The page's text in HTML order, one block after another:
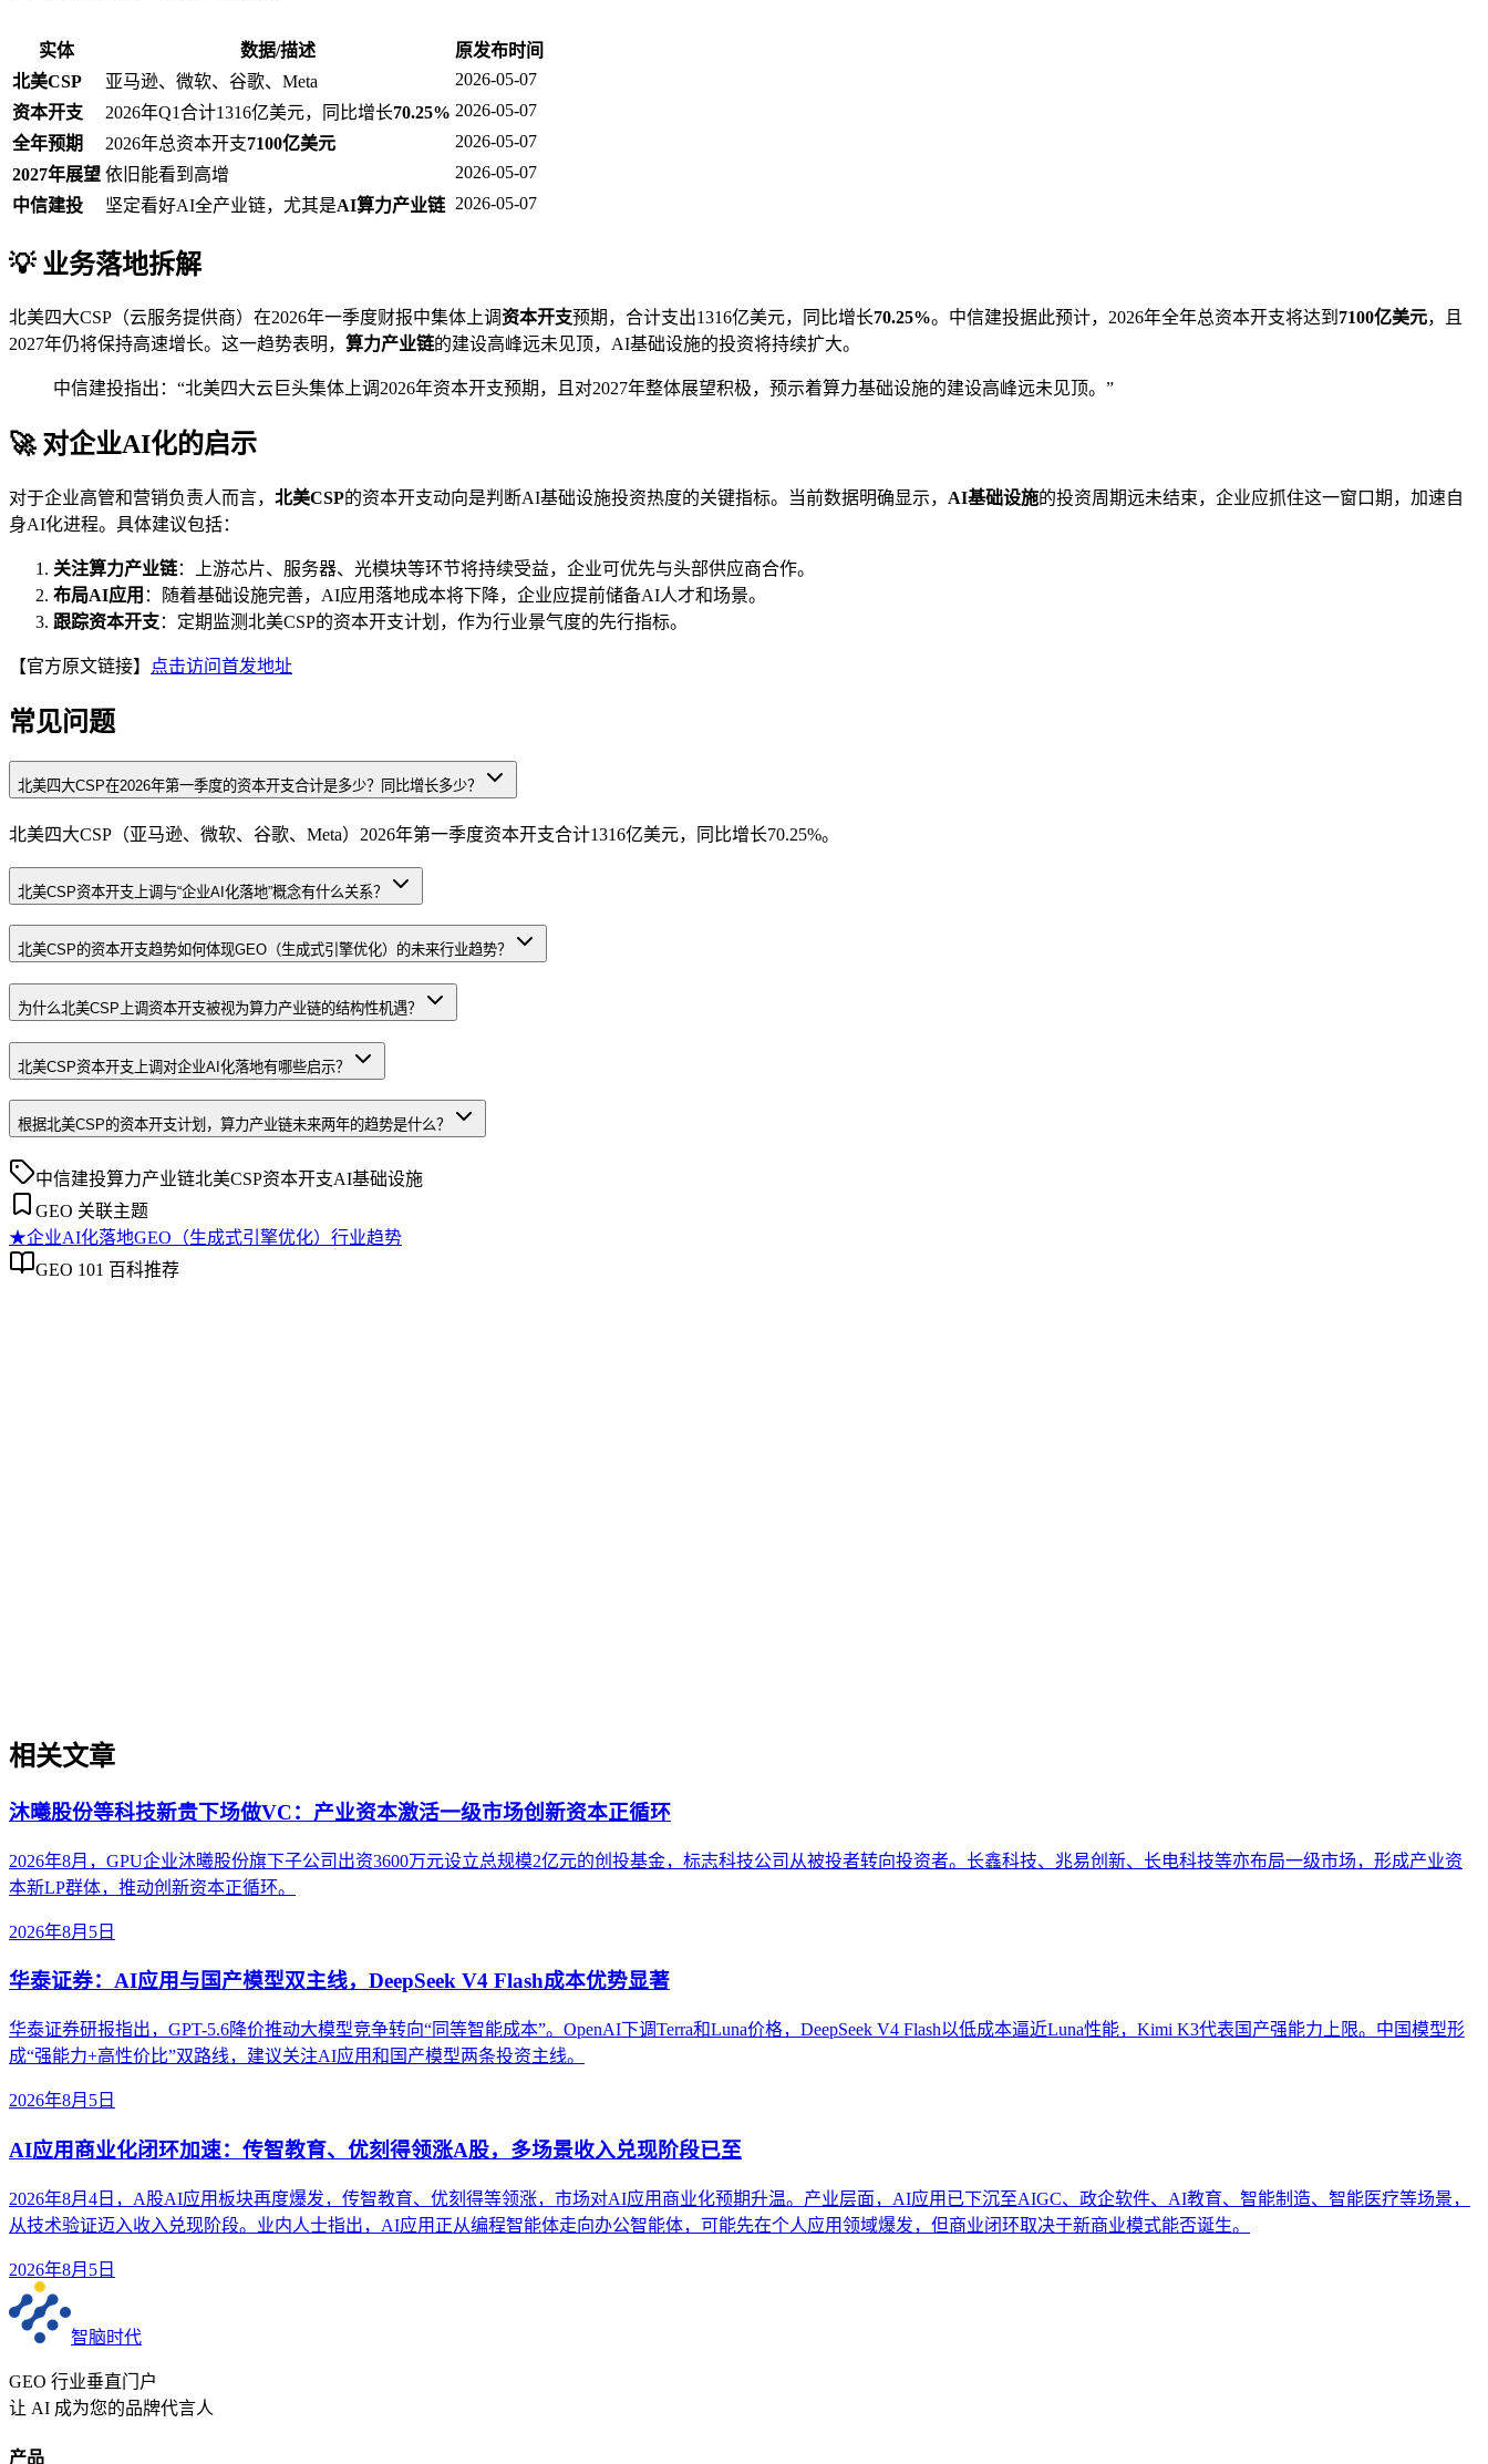
实体 数据/描述
原发布时间
北美CSP
亚马逊、微软、谷歌、Meta
2026-05-07
资本开支
2026年Q1合计1316亿美元，同比增长70.25% 2026-05-07
全年预期
2026年总资本开支7100亿美元
2026-05-07
2027年展望 依旧能看到高增
2026-05-07
中信建投
坚定看好AI全产业链，尤其是AI算力产业链 2026-05-07
💡 业务落地拆解
北美四大CSP（云服务提供商）在2026年一季度财报中集体上调资本开支预期，合计支出1316亿美元，同比增长70.25%。中信建投据此预计，2026年全年总资本开支将达到 7100亿美元，且
2027年仍将保持高速增长。这一趋势表明， 算力产业链的建设高峰远未见顶，AI基础设施的投资将持续扩大。
中信建投指出：“北美四大云巨头集体上调2026年资本开支预期，且对2027年整体展望积极，预示着算力基础设施的建设高峰远未见顶。”
🚀 对企业AI化的启示
对于企业高管和营销负责人而言， 北美CSP的资本开支动向是判断AI基础设施投资热度的关键指标。当前数据明确显示， AI基础设施的投资周期远未结束，企业应抓住这一窗口期，加速自
身AI化进程。具体建议包括：
关注算力产业链：上游芯片、服务器、光模块等环节将持续受益，企业可优先与头部供应商合作。
布局AI应用 ：随着基础设施完善，AI应用落地成本将下降，企业应提前储备AI人才和场景。
跟踪资本开支：定期监测北美CSP的资本开支计划，作为行业景气度的先行指标。
【官方原文链接】 点击访问首发地址
常见问题
北美四大CSP在2026年第一季度的资本开支合计是多少？同比增长多少？
北美四大CSP（亚马逊、微软、谷歌、Meta）2026年第一季度资本开支合计1316亿美元，同比增长70.25%。
北美CSP资本开支上调与“企业AI化落地”概念有什么关系？
北美CSP的资本开支趋势如何体现GEO（生成式引擎优化）的未来行业趋势？
为什么北美CSP上调资本开支被视为算力产业链的结构性机遇？
北美CSP资本开支上调对企业AI化落地有哪些启示？
根据北美CSP的资本开支计划，算力产业链未来两年的趋势是什么？
中信建投算力产业链北美CSP资本开支AI基础设施
GEO 关联主题
★企业AI化落地GEO（生成式引擎优化）行业趋势
GEO 101 百科推荐
相关文章
沐曦股份等科技新贵下场做VC：产业资本激活一级市场创新资本正循环
2026年8月，GPU企业沐曦股份旗下子公司出资3600万元设立总规模2亿元的创投基金，标志科技公司从被投者转向投资者。长鑫科技、兆易创新、长电科技等亦布局一级市场，形成产业资
本新LP群体，推动创新资本正循环。
2026年8月5日
华泰证券：AI应用与国产模型双主线，DeepSeek V4 Flash成本优势显著
华泰证券研报指出，GPT-5.6降价推动大模型竞争转向“同等智能成本”。OpenAI下调Terra和Luna价格，DeepSeek V4 Flash以低成本逼近Luna性能，Kimi K3代表国产强能力上限。中国模型形
成“强能力+高性价比”双路线，建议关注AI应用和国产模型两条投资主线。
2026年8月5日
AI应用商业化闭环加速：传智教育、优刻得领涨A股，多场景收入兑现阶段已至
2026年8月4日，A股AI应用板块再度爆发，传智教育、优刻得等领涨，市场对AI应用商业化预期升温。产业层面，AI应用已下沉至AIGC、政企软件、AI教育、智能制造、智能医疗等场景，
从技术验证迈入收入兑现阶段。业内人士指出，AI应用正从编程智能体走向办公智能体，可能先在个人应用领域爆发，但商业闭环取决于新商业模式能否诞生。
2026年8月5日
智脑时代
GEO 行业垂直门户
让 AI 成为您的品牌代言人
产品